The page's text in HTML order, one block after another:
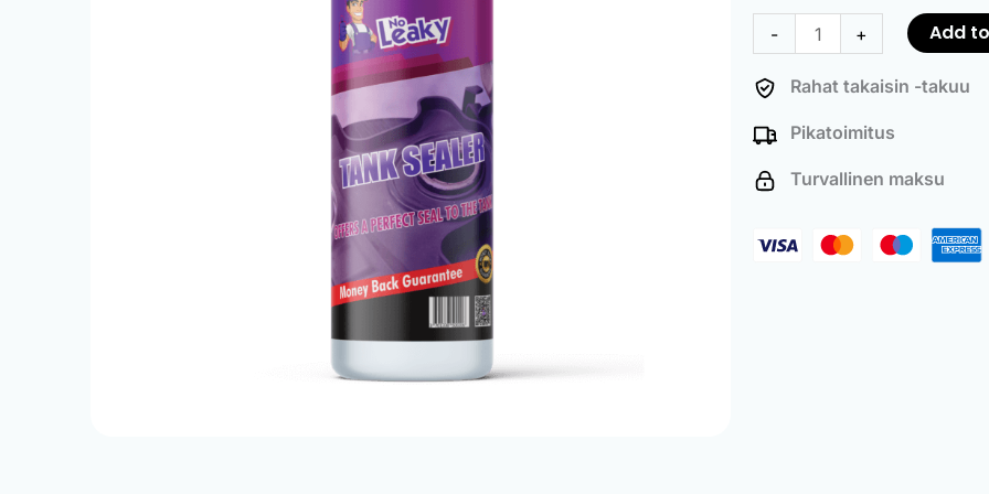
-
Tank
Stop
Leak
quantity
+ Add
Rahat takaisin -takuu
Pikatoimitus
Turvallinen maksu